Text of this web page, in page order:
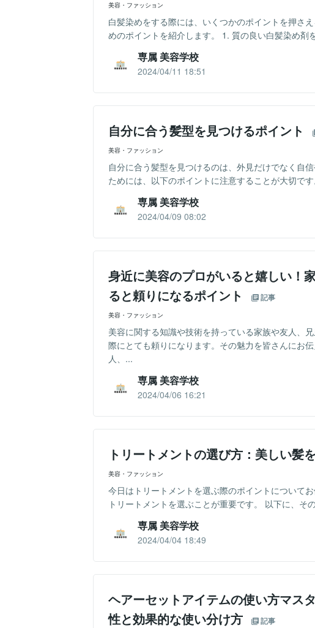
美容・ファッション
白髪染めをする際には、いくつかのポイントを押さ
めのポイントを紹介します。 1. 質の良い白髪染め
専属 美容学校
2024/04/11 18:51
自分に合う髪型を見つけるポイント
美容・ファッション
自分に合う髪型を見つけるのは、外見だけでなく自
ためには、以下のポイントに注意することが大切で
専属 美容学校
2024/04/09 08:02
身近に美容のプロがいると嬉しい！
ると頼りになるポイント
記事
美容・ファッション
美容に関する知識や技術を持っている家族や友人、
際にとても頼りになります。その魅力を皆さんにお
人、...
専属 美容学校
2024/04/06 16:21
トリートメントの選び方：美しい髪
美容・ファッション
今日はトリートメントを選ぶ際のポイントについて
トリートメントを選ぶことが重要です。 以下に、
専属 美容学校
2024/04/04 18:49
ヘアーセットアイテムの使い方マス
性と効果的な使い分け方
記事